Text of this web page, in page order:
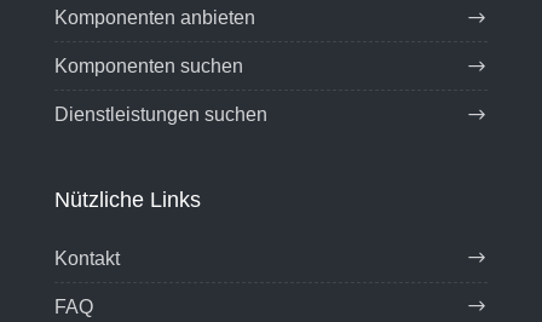
Komponenten anbieten
Komponenten suchen
Dienstleistungen suchen
Nützliche Links
Kontakt
FAQ